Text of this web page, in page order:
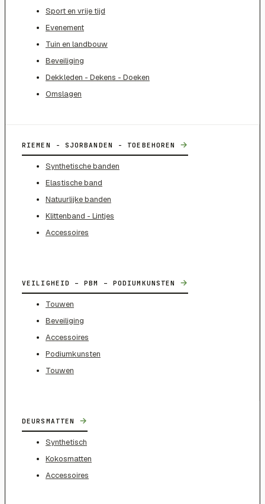
Sport en vrije tijd
Evenement
Tuin en landbouw
Beveiliging
Dekkleden - Dekens - Doeken
Omslagen
RIEMEN - SJORBANDEN - TOEBEHOREN →
Synthetische banden
Elastische band
Natuurlijke banden
Klittenband - Lintjes
Accessoires
VEILIGHEID – PBM – PODIUMKUNSTEN →
Touwen
Beveiliging
Accessoires
Podiumkunsten
Touwen
DEURSMATTEN →
Synthetisch
Kokosmatten
Accessoires